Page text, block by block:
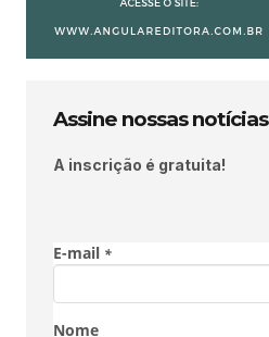
Assine nossas notícias
A inscrição é gratuita!